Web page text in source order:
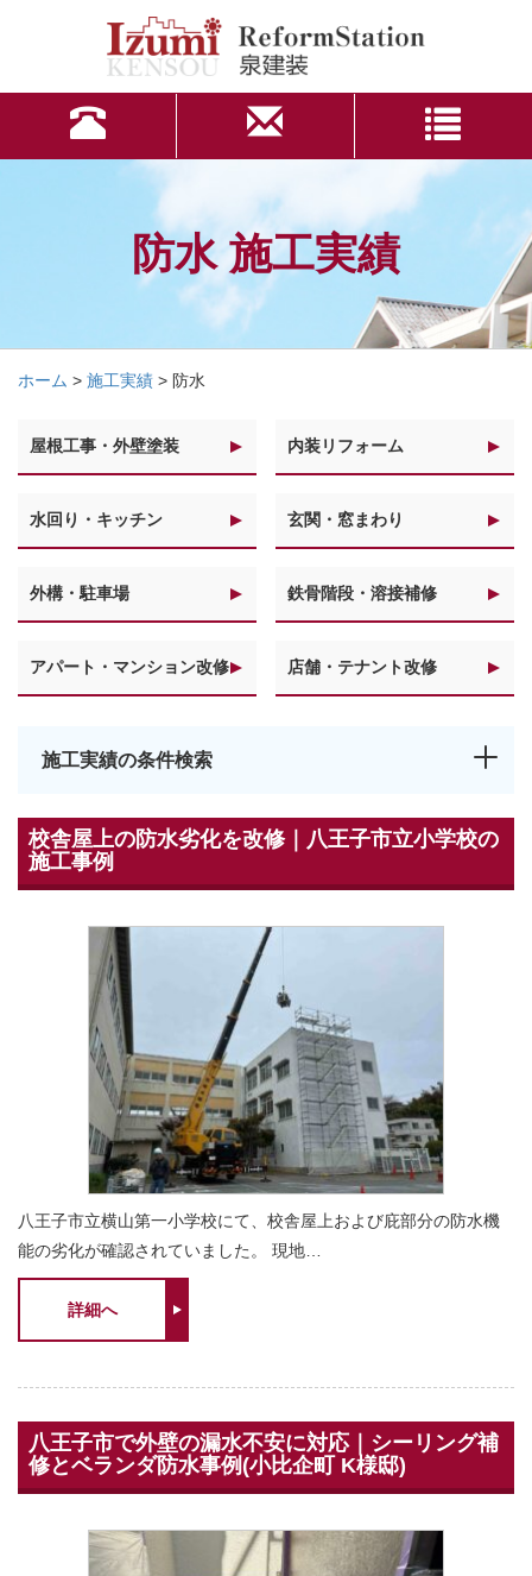
防水 施工実績
ホーム > 施工実績 > 防水
屋根工事・外壁塗装 内装リフォーム
水回り・キッチン 玄関・窓まわり
外構・駐車場 鉄骨階段・溶接補修
アパート・マンション改修 店舗・テナント改修
施工実績の条件検索
校舎屋上の防水劣化を改修｜八王子市立小学校の
施工事例
八王子市立横山第一小学校にて、校舎屋上および庇部分の防水機
能の劣化が確認されていました。 現地…
詳細へ
八王子市で外壁の漏水不安に対応｜シーリング補
修とベランダ防水事例(小比企町 K様邸)